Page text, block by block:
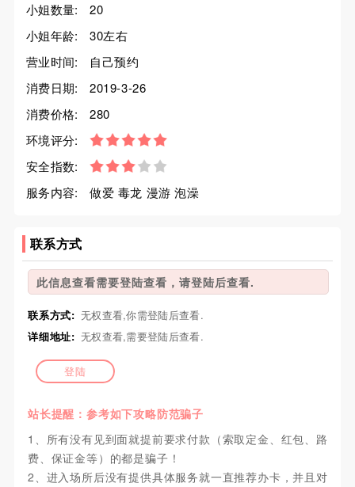
小姐数量:
20
小姐年龄:
30左右
营业时间:
自己预约
消费日期:
2019-3-26
消费价格:
280
环境评分:
安全指数:
服务内容:
做爱 毒龙 漫游 泡澡
联系方式
此信息查看需要登陆查看，请登陆后查看.
联系方式: 无权查看,你需登陆后查看.
详细地址: 无权查看,需要登陆后查看.
登陆
站长提醒：参考如下攻略防范骗子
1、所有没有见到面就提前要求付款（索取定金、红包、路
费、保证金等）的都是骗子！
2、进入场所后没有提供具体服务就一直推荐办卡，并且对